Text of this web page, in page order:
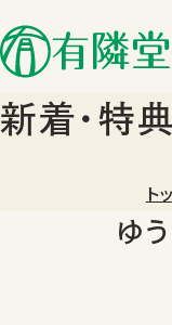
新着･特
ト
ゆ